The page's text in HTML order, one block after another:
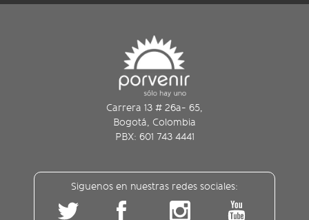
Carrera 13 # 26a- 65,
Bogotá, Colombia
PBX: 601 743 4441
Siguenos en nuestras redes sociales: